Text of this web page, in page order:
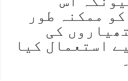
ممکنہ طور
کی
استعمال کیا